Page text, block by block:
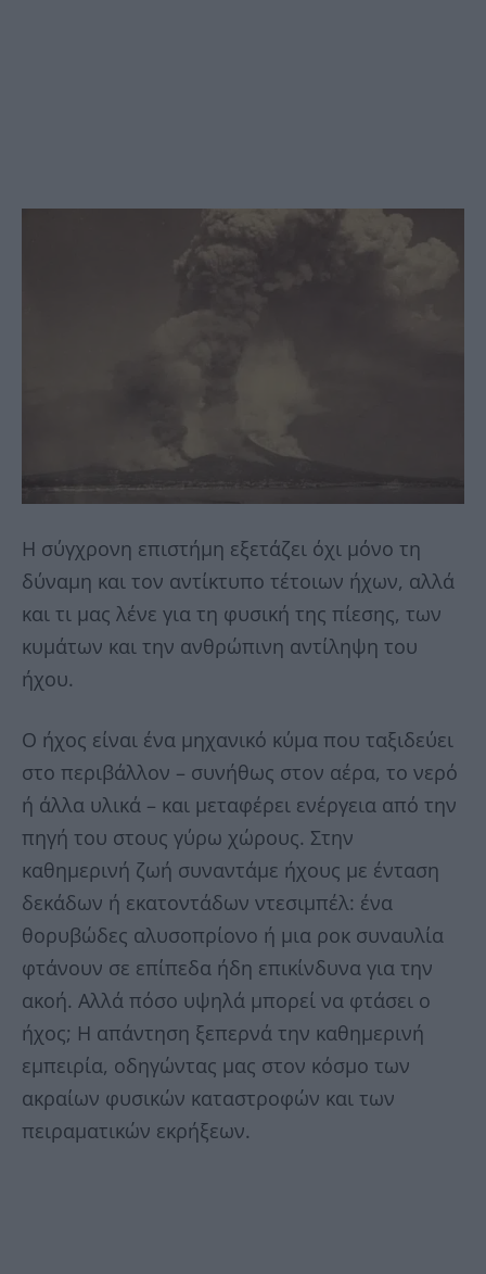
Η σύγχρονη επιστήμη εξετάζει όχι μόνο τη
δύναμη και τον αντίκτυπο τέτοιων ήχων, αλλά
και τι μας λένε για τη φυσική της πίεσης, των
κυμάτων και την ανθρώπινη αντίληψη του
ήχου.
Ο ήχος είναι ένα μηχανικό κύμα που ταξιδεύει
στο περιβάλλον – συνήθως στον αέρα, το νερό
ή άλλα υλικά – και μεταφέρει ενέργεια από την
πηγή του στους γύρω χώρους. Στην
καθημερινή ζωή συναντάμε ήχους με ένταση
δεκάδων ή εκατοντάδων ντεσιμπέλ: ένα
θορυβώδες αλυσοπρίονο ή μια ροκ συναυλία
φτάνουν σε επίπεδα ήδη επικίνδυνα για την
ακοή. Αλλά πόσο υψηλά μπορεί να φτάσει ο
ήχος; Η απάντηση ξεπερνά την καθημερινή
εμπειρία, οδηγώντας μας στον κόσμο των
ακραίων φυσικών καταστροφών και των
πειραματικών εκρήξεων.